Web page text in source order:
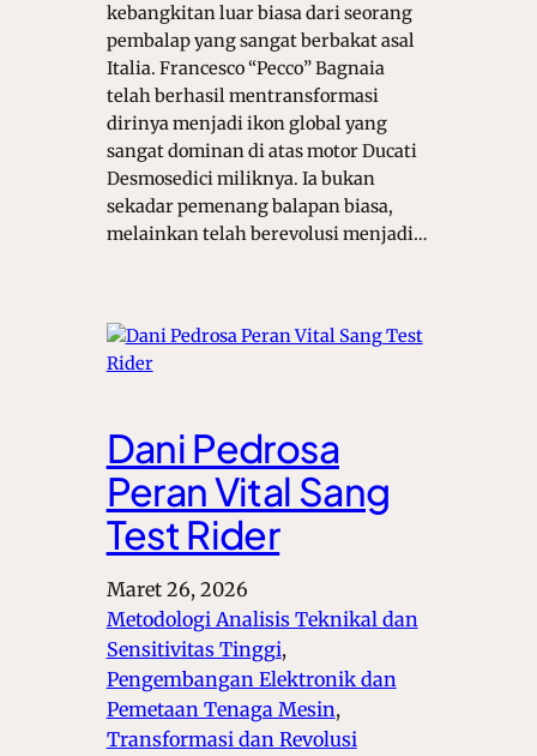
kebangkitan luar biasa dari seorang
pembalap yang sangat berbakat asal
Italia. Francesco “Pecco” Bagnaia
telah berhasil mentransformasi
dirinya menjadi ikon global yang
sangat dominan di atas motor Ducati
Desmosedici miliknya. Ia bukan
sekadar pemenang balapan biasa,
melainkan telah berevolusi menjadi…
Dani Pedrosa
Peran Vital Sang
Test Rider
Maret 26, 2026
Metodologi Analisis Teknikal dan
Sensitivitas Tinggi ,
Pengembangan Elektronik dan
Pemetaan Tenaga Mesin ,
Transformasi dan Revolusi